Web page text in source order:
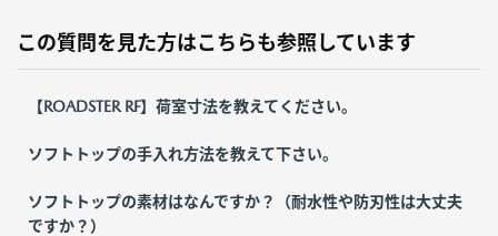
この質問を見た方はこちらも参照しています
【ROADSTER RF】荷室寸法を教えてください。
ソフトトップの手入れ方法を教えて下さい。
ソフトトップの素材はなんですか？（耐水性や防刃性は大丈夫
ですか？）